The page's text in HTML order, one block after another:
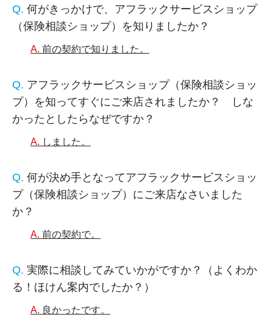
何がきっかけで、アフラックサービスショップ
（保険相談ショップ）を知りましたか？
前の契約で知りました。
アフラックサービスショップ（保険相談ショッ
プ）を知ってすぐにご来店されましたか？ しな
かったとしたらなぜですか？
しました。
何が決め手となってアフラックサービスショッ
プ（保険相談ショップ）にご来店なさいました
か？
前の契約で。
実際に相談してみていかがですか？（よくわか
る！ほけん案内でしたか？）
良かったです。